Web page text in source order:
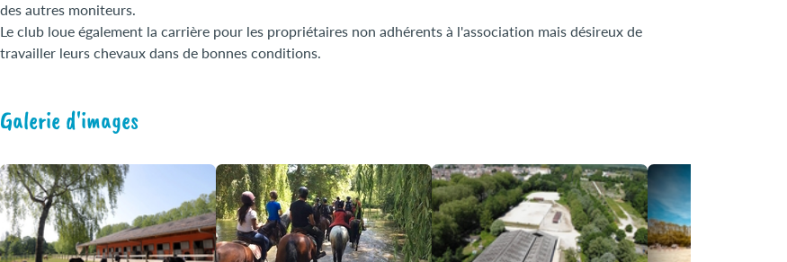
des autres moniteurs.
Le club loue également la carrière pour les propriétaires non adhérents à l'association mais désireux de
travailler leurs chevaux dans de bonnes conditions.
Galerie d'images